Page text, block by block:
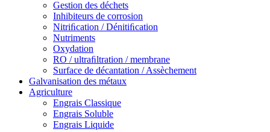
Gestion des déchets
Inhibiteurs de corrosion
Nitriﬁcation / Dénitiﬁcation
Nutriments
Oxydation
RO / ultraﬁltration / membrane
Surface de décantation / Assèchement
Galvanisation des métaux
Agriculture
Engrais Classique
Engrais Soluble
Engrais Liquide